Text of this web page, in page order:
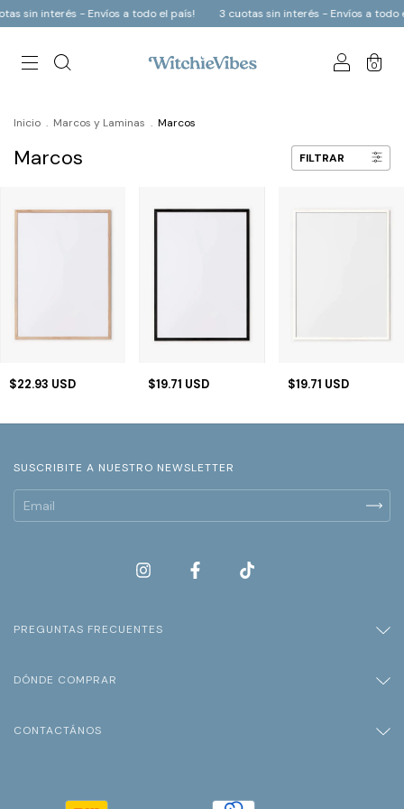
sin interés - Envíos a todo el país! 3 cuotas sin interés - Envíos a todo
0
Inicio . Marcos y Laminas . Marcos
Marcos FILTRAR
$22.93 USD $19.71 USD $19.71 USD
SUSCRIBITE A NUESTRO NEWSLETTER
PREGUNTAS FRECUENTES
DÓNDE COMPRAR
CONTACTÁNOS